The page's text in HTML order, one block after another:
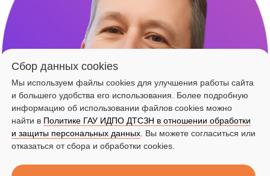
Сбор данных cookies
Мы используем файлы cookies для улучшения работы сайта
и большего удобства его использования. Более подробную
информацию об использовании файлов cookies можно
найти в Политике ГАУ ИДПО ДТСЗН в отношении обработки
и защиты персональных данных. Вы можете согласиться или
отказаться от сбора и обработки cookies.